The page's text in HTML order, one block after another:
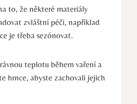
to, že některé materiály
zvláštní péči, například
je třeba sezónovat.
teplotu během vaření a
hrnce, abyste zachovali jejich